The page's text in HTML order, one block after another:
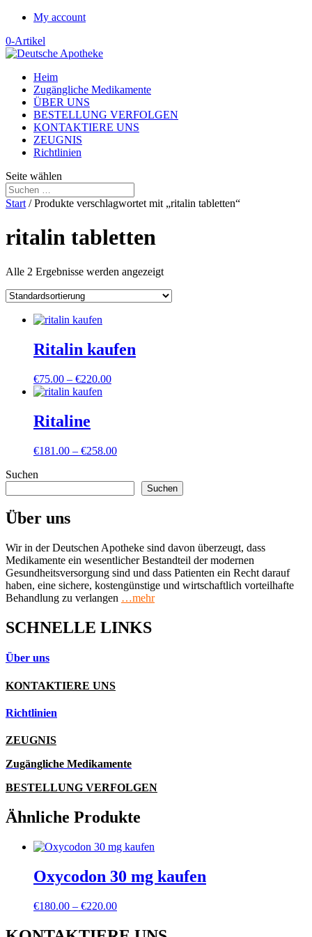
My account
0-Artikel
Heim
Zugängliche Medikamente
ÜBER UNS
BESTELLUNG VERFOLGEN
KONTAKTIERE UNS
ZEUGNIS
Richtlinien
Seite wählen
Start / Produkte verschlagwortet mit „ritalin tabletten“
ritalin tabletten
Alle 2 Ergebnisse werden angezeigt
Ritalin kaufen
€75.00 – €220.00Preisspanne:
Ritaline
€181.00 – €258.00Preisspanne:
€258.00
Suchen
Suchen
Über uns
Wir in der Deutschen Apotheke sind davon überzeugt, dass
Medikamente ein wesentlicher Bestandteil der modernen
Gesundheitsversorgung sind und dass Patienten ein Recht darauf
haben, eine sichere, kostengünstige und wirtschaftlich vorteilhafte
Behandlung zu verlangen …mehr
SCHNELLE LINKS
Über uns
KONTAKTIERE UNS
Richtlinien
ZEUGNIS
Zugängliche Medikamente
BESTELLUNG VERFOLGEN
Ähnliche Produkte
Oxycodon 30 mg kaufen
€180.00 – €220.00Preisspanne:
bis